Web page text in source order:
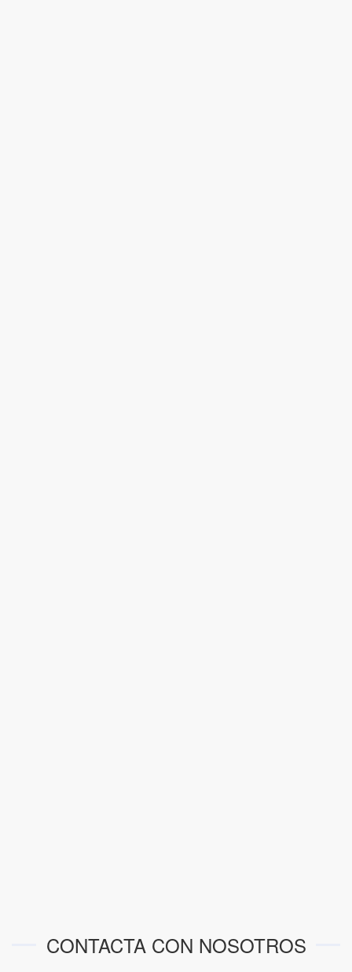
CONTACTA CON NOSOTROS